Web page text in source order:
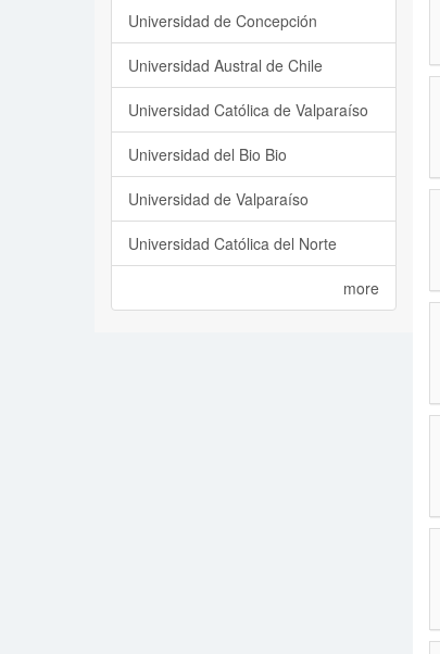
Universidad de Concepción
Universidad Austral de Chile
Universidad Católica de Valparaíso
Universidad del Bio Bio
Universidad de Valparaíso
Universidad Católica del Norte
more